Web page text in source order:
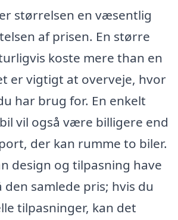
størrelsen en væsentlig
af prisen. En større
koste mere than en
er vigtigt at overveje, hvor
har brug for. En enkelt
vil også være billigere end
der kan rumme to biler.
design og tilpasning have
samlede pris; hvis du
tilpasninger, kan det